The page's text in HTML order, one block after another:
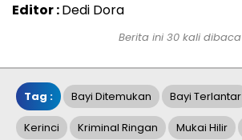
Editor :Dedi Dora
Berita ini 30 kali dibaca
Tag : Bayi Ditemukan Bayi Terlantar
Kerinci Kriminal Ringan Mukai Hilir